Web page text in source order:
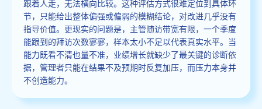
跟着人走，无法横向比较。这种评估方式很难定位到具体环
节，只能给出整体偏强或偏弱的模糊结论，对改进几乎没有
指导价值。更现实的问题是，主管随访带宽有限，一个季度
能跟到的拜访次数寥寥，样本太小不足以代表真实水平。当
能力既看不清也量不准，业绩增长就缺少了最关键的诊断依
据，管理者只能在结果不及预期时反复加压，而压力本身并
不创造能力。